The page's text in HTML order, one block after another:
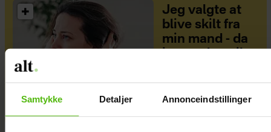
Samtykke Detaljer Annonceindstillinger
Jeg valgte at
blive skilt fra
min mand - da
fik jeg et chok